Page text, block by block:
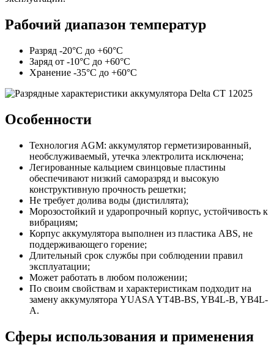
Рабочий диапазон температур
Разряд -20°С до +60°С
Заряд от -10°С до +60°С
Хранение -35°С до +60°С
Особенности
Технология AGM: аккумулятор герметизированный,
необслуживаемый, утечка электролита исключена;
Легированные кальцием свинцовые пластины
обеспечивают низкий саморазряд и высокую
конструктивную прочность решетки;
Не требует долива воды (дистиллята);
Морозостойкий и ударопрочный корпус, устойчивость к
вибрациям;
Корпус аккумулятора выполнен из пластика ABS, не
поддерживающего горение;
Длительный срок службы при соблюдении правил
эксплуатации;
Может работать в любом положении;
По своим свойствам и характеристикам подходит на
замену аккумулятора YUASA YT4B-BS, YB4L-B, YB4L-
A.
Cферы использования и применения